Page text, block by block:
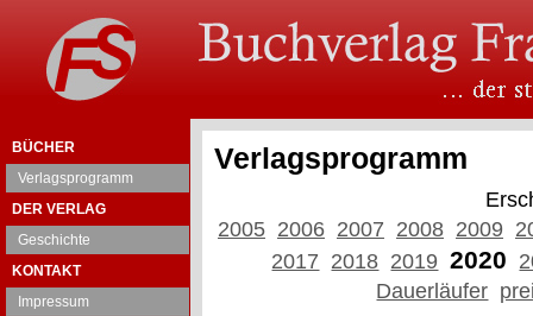
BÜCHER
Verlagsprogramm
DER VERLAG
Geschichte
KONTAKT
Impressum
Verlagsprogramm
2005 2006 2007 2008 2009
2017 2018 2019 2020
Dauerläufer